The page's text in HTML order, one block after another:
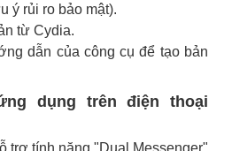
ý rủi ro bảo mật).
từ Cydia.
dẫn của công cụ để tạo bản
dụng trên điện thoại
trợ tính năng "Dual Messenger"